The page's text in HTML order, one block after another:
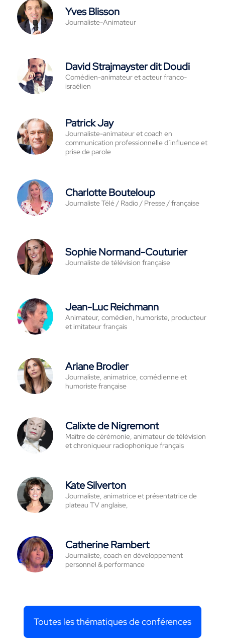
Yves Blisson
Journaliste-Animateur
David Strajmayster dit Doudi
Comédien-animateur et acteur franco-
israélien
Patrick Jay
Journaliste-animateur et coach en
communication professionnelle d’influence et
prise de parole
Charlotte Bouteloup
Journaliste Télé / Radio / Presse / française
Sophie Normand-Couturier
Journaliste de télévision française
Jean-Luc Reichmann
Animateur, comédien, humoriste, producteur
et imitateur français
Ariane Brodier
Journaliste, animatrice, comédienne et
humoriste française
Calixte de Nigremont
Maître de cérémonie, animateur de télévision
et chroniqueur radiophonique français
Kate Silverton
Journaliste, animatrice et présentatrice de
plateau TV anglaise,
Catherine Rambert
Journaliste, coach en développement
personnel & performance
Toutes les thématiques de conférences